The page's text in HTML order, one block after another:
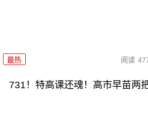
最热 阅读
731！特高课还魂！高市早苗两